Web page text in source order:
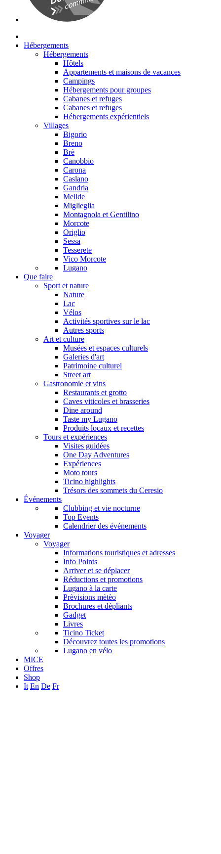
Hébergements
Hébergements
Hôtels
Appartements et maisons de vacances
Campings
Hébergements pour groupes
Cabanes et refuges
Cabanes et refuges
Hébergements expérientiels
Villages
Bigorio
Breno
Brè
Canobbio
Carona
Caslano
Gandria
Melide
Miglieglia
Montagnola et Gentilino
Morcote
Origlio
Sessa
Tesserete
Vico Morcote
Lugano
Que faire
Sport et nature
Nature
Lac
Vélos
Activités sportives sur le lac
Autres sports
Art et culture
Musées et espaces culturels
Galeries d'art
Patrimoine culturel
Street art
Gastronomie et vins
Restaurants et grotto
Caves viticoles et brasseries
Dine around
Taste my Lugano
Produits locaux et recettes
Tours et expériences
Visites guidées
One Day Adventures
Expériences
Moto tours
Ticino highlights
Trésors des sommets du Ceresio
Événements
Clubbing et vie nocturne
Top Events
Calendrier des événements
Voyager
Voyager
Informations touristiques et adresses
Info Points
Arriver et se déplacer
Réductions et promotions
Lugano à la carte
Prèvisions mètèo
Brochures et dépliants
Gadget
Livres
Ticino Ticket
Découvrez toutes les promotions
Lugano en vélo
MICE
Offres
Shop
It En De Fr